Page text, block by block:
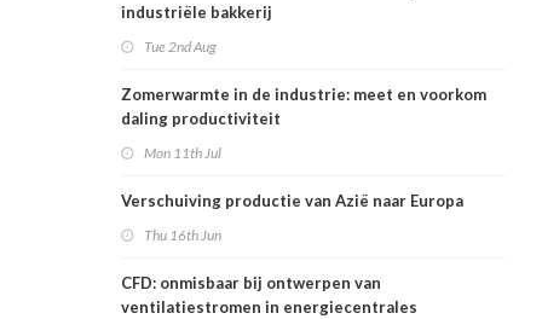
industriële bakkerij
Tue 2nd Aug
Zomerwarmte in de industrie: meet en voorkom
daling productiviteit
Mon 11th Jul
Verschuiving productie van Azië naar Europa
Thu 16th Jun
CFD: onmisbaar bij ontwerpen van
ventilatiestromen in energiecentrales